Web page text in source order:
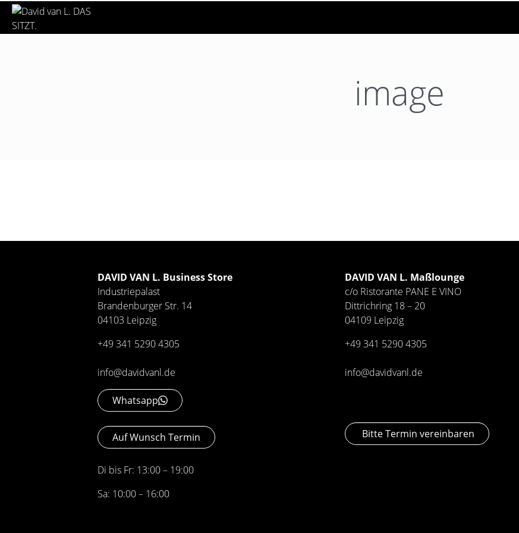
image
DAVID VAN L. Business Store
Industriepalast
Brandenburger Str. 14
04103 Leipzig
+49 341 5290 4305
info@davidvanl.de
Whatsapp
Auf Wunsch Termin
Di bis Fr: 13:00 – 19:00
Sa: 10:00 – 16:00
DAVID VAN L. Maßlounge
c/o Ristorante PANE E VINO
Dittrichring 18 – 20
04109 Leipzig
+49 341 5290 4305
info@davidvanl.de
Bitte Termin vereinbaren